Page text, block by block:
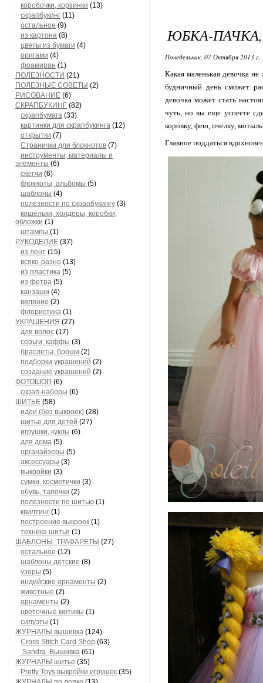
коробочки, корзинки (13)
скрапбукинг (11)
остальное (9)
из картона (8)
цветы из бумаги (4)
оригами (4)
фоамиран (1)
ПОЛЕЗНОСТИ (21)
ПОЛЕЗНЫЕ СОВЕТЫ (2)
РИСОВАНИЕ (6)
СКРАПБУКИНГ (82)
скрапбумага (33)
картинки для скрапбукинга (12)
открытки (7)
Странички для блокнотов (7)
инструменты, материалы и
элементы (6)
скетчи (6)
блокноты, альбомы (5)
шаблоны (4)
полезности по скрапбукингу (3)
кошельки, холдеры, коробки,
обложки (1)
штампы (1)
РУКОДЕЛИЕ (37)
из лент (15)
всяко-разно (13)
из пластика (5)
из фетра (5)
канзаши (4)
вяляние (2)
флористика (1)
УКРАШЕНИЯ (27)
для волос (17)
серьги, каффы (3)
браслеты, броши (2)
подборки украшений (2)
создание украшений (2)
ФОТОШОП (6)
скрап-наборы (6)
ШИТЬЕ (58)
идеи (без выкроек) (28)
шитье для детей (27)
игрушки, куклы (6)
для дома (5)
органайзеры (5)
аксессуары (3)
выкройки (3)
сумки, косметички (3)
обувь, тапочки (2)
полезности по шитью (1)
квилтинг (1)
построение выкроек (1)
техника шитья (1)
ШАБЛОНЫ, ТРАФАРЕТЫ (27)
остальное (12)
шаблоны детские (8)
узоры (5)
индийские орнаменты (2)
животные (2)
орнаменты (2)
цветочные мотивы (1)
силуэты (1)
ЖУРНАЛЫ вышивка (124)
Cross Stitch Card Shop (63)
Sandra. Вышивка (61)
ЖУРНАЛЫ шитье (35)
Pretty Toys выкройки игрушек (35)
ЮБКА-ПАЧКА,
Понедельник, 07 Октября 2013 г.
Какая маленькая девочка
будничный день сможет
девочка может стать
чуть, но вы еще успеете
коровку, фею, пчелку,
Главное поддаться